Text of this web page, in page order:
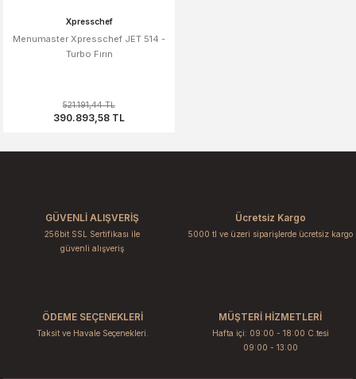
Xpresschef
Menumaster Xpresschef JET 514 -
Turbo Fırın
521.191,44 TL
390.893,58 TL
GÜVENLİ ALIŞVERİŞ
256bit SSL Sertifikası ile
güvenli alışveriş
Ücretsiz Kargo
5000 tl ve üzeri siparişlerde ücretsiz kargo
ÖDEME SEÇENEKLERİ
Taksit ve Havale Seçenekleri.
MÜŞTERİ HİZMETLERİ
Hafta içi: 09:00 - 18:00 C.tesi
09:00 - 13:00